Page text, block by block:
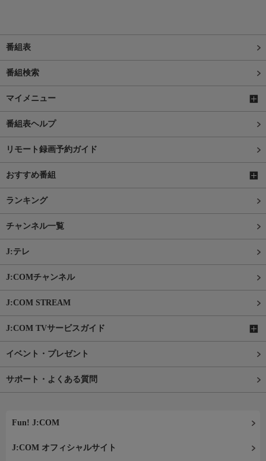
番組表
番組検索
マイメニュー
番組表ヘルプ
リモート録画予約ガイド
おすすめ番組
ランキング
チャンネル一覧
J:テレ
J:COMチャンネル
J:COM STREAM
J:COM TVサービスガイド
イベント・プレゼント
サポート・よくある質問
Fun! J:COM
J:COM オフィシャルサイト